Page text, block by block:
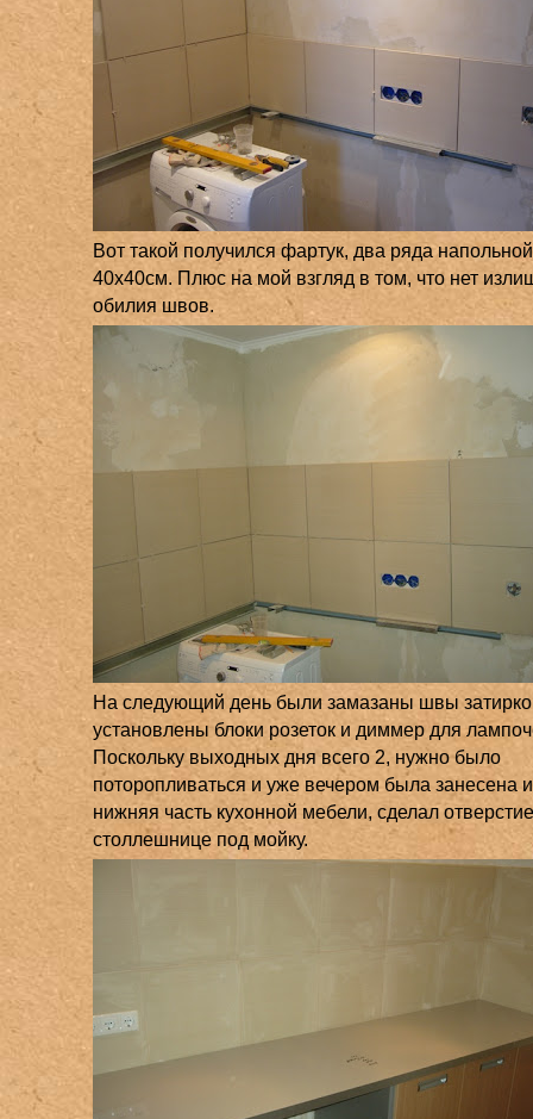
Вот такой получился фартук, два ряда
40х40см. Плюс на мой взгляд в том, что нет
обилия швов.
На следующий день были замазаны швы
установлены блоки розеток и диммер для
Поскольку выходных дня всего 2, нужно было
поторопливаться и уже вечером была занесена
нижняя часть кухонной мебели, сделал
столлешнице под мойку.